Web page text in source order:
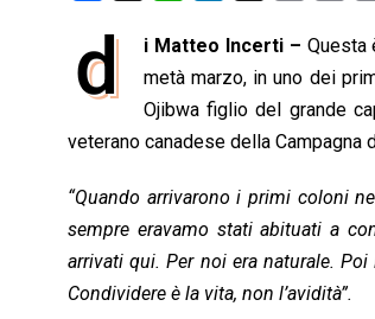
e
o
k
a
t
s
A
p
n
k
e
d
n
r
e
a
d
a
l
p
y
L
i
k
d i Matteo Incerti – Questa
metà marzo, in uno dei
Ojibwa figlio del grande
veterano canadese della Campagna
“Quando arrivarono i primi coloni
sempre eravamo stati abituati a
arrivati qui. Per noi era naturale.
Condividere è la vita, non l’avidità”.